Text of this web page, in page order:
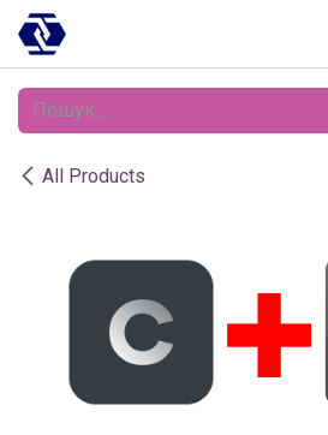
Skip to Content
All Products